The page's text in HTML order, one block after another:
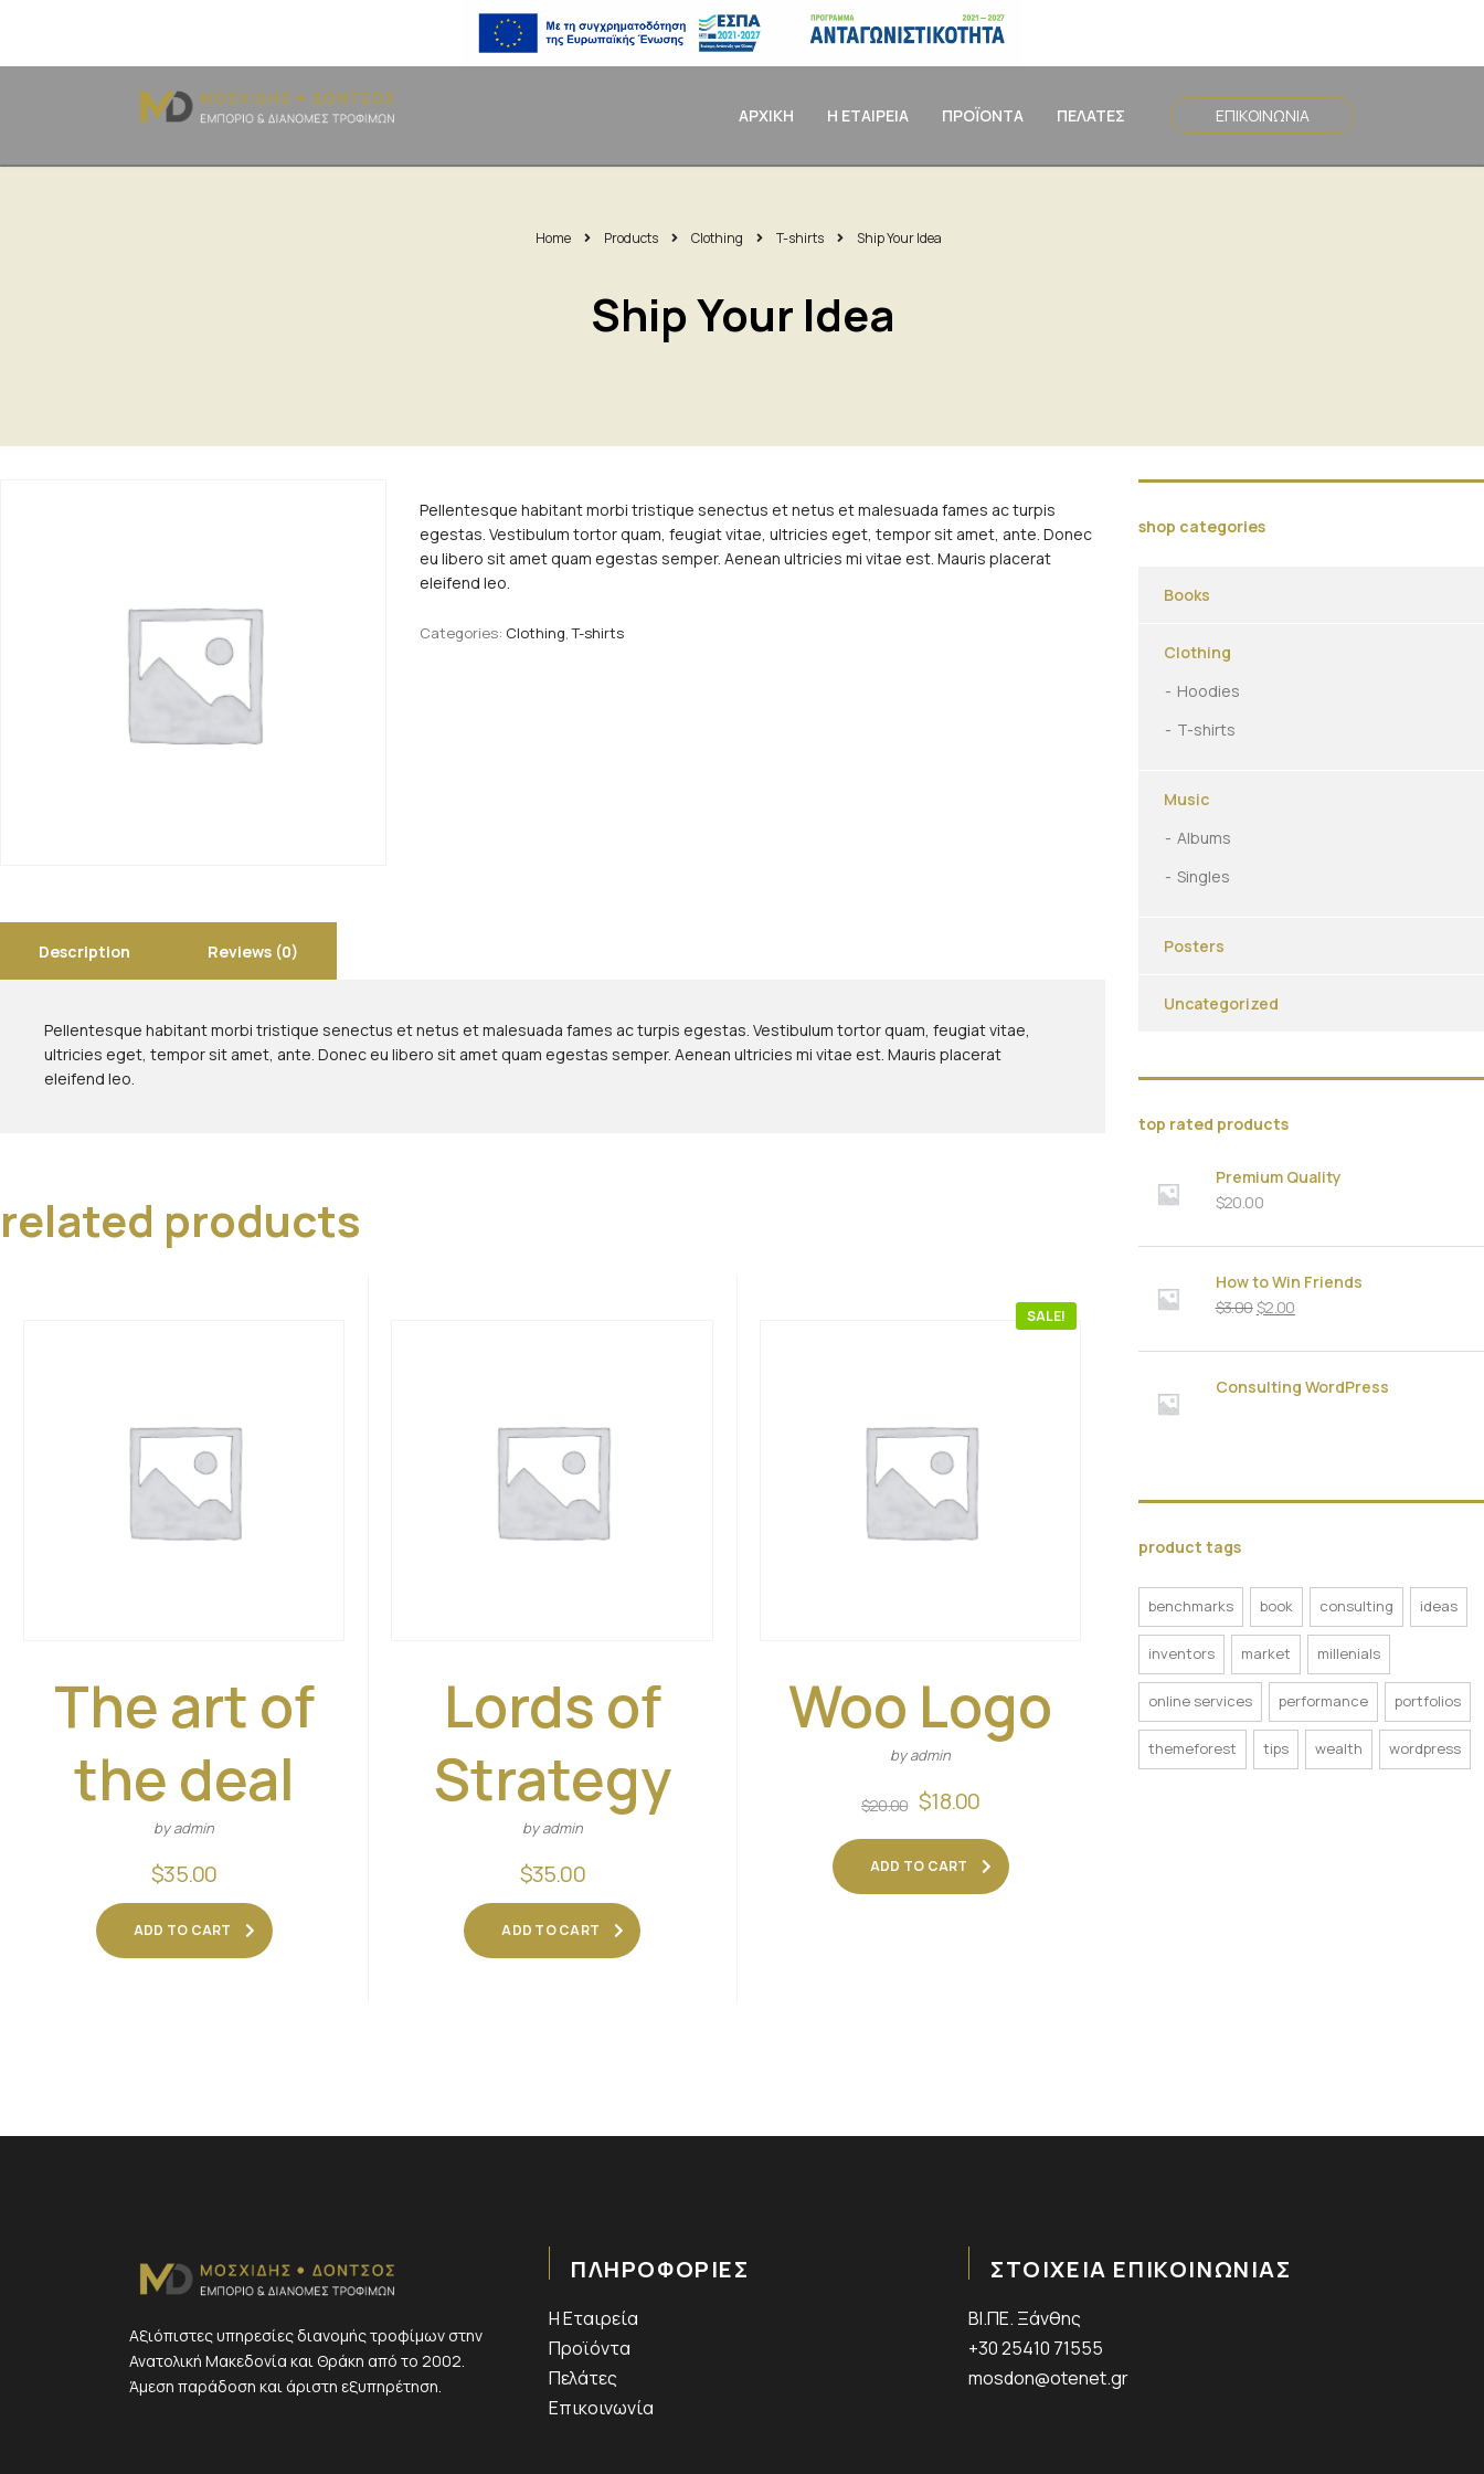
ΑΡΧΙΚΗ Η ΕΤΑΙΡΕΙΑ ΠΡΟΪΟΝΤΑ ΠΕΛΑΤΕΣ ΕΠΙΚΟΙΝΩΝΙΑ
Home Products Clothing T-shirts Ship Your Idea
Ship Your Idea
Pellentesque habitant morbi tristique senectus et netus et malesuada fames ac turpis
egestas. Vestibulum tortor quam, feugiat vitae, ultricies eget, tempor sit amet, ante. Donec
eu libero sit amet quam egestas semper. Aenean ultricies mi vitae est. Mauris placerat
eleifend leo.
Categories: Clothing,T-shirts
Description Reviews (0)
Pellentesque habitant morbi tristique senectus et netus et malesuada fames ac turpis egestas. Vestibulum tortor quam, feugiat vitae,
ultricies eget, tempor sit amet, ante. Donec eu libero sit amet quam egestas semper. Aenean ultricies mi vitae est. Mauris placerat
eleifend leo.
related products
The art of
the deal
by admin
$35.00
ADD TO CART
Lords of
Strategy
by admin
$35.00
ADD TO CART
SALE!
Woo Logo
by admin
$20.00 $18.00
ADD TO CART
shop categories
Books
Clothing
Hoodies
T-shirts
Music
Albums
Singles
Posters
Uncategorized
top rated products
Premium Quality
$20.00
How to Win Friends
$3.00$2.00
Consulting WordPress
product tags
benchmarks book consulting ideas
inventors market millenials
online services performance portfolios
themeforest tips wealth wordpress
Αξιόπιστες υπηρεσίες διανομής τροφίμων στην
Ανατολική Μακεδονία και Θράκη από το 2002.
Άμεση παράδοση και άριστη εξυπηρέτηση.
ΠΛΗΡΟΦΟΡΙΕΣ
Η Εταιρεία
Προϊόντα
Πελάτες
Επικοινωνία
ΣΤΟΙΧΕΙΑ ΕΠΙΚΟΙΝΩΝΙΑΣ
ΒΙ.ΠΕ. Ξάνθης
+30 25410 71555
mosdon@otenet.gr